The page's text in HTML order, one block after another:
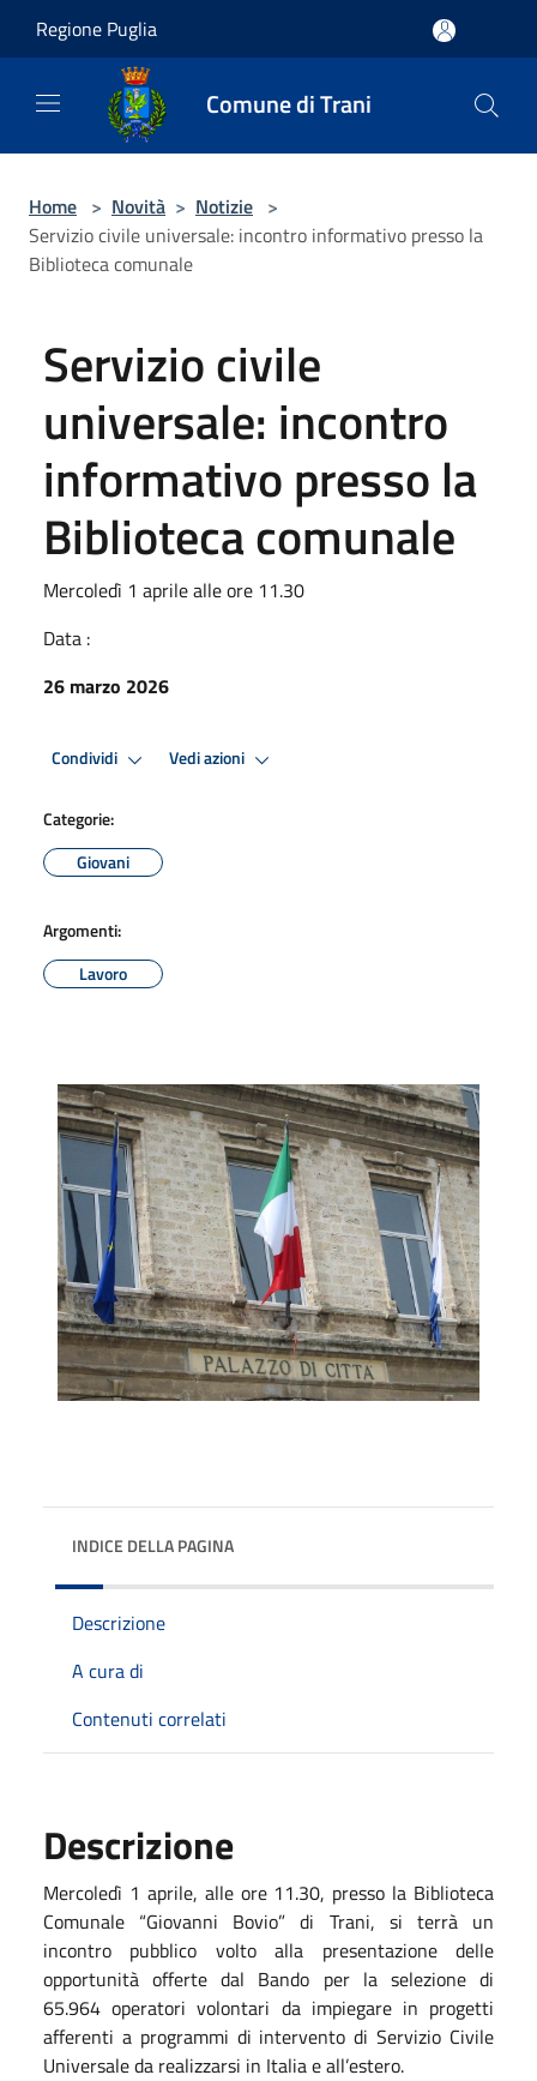
Regione Puglia
Comune di Trani
Home > Novità > Notizie >
Servizio civile universale: incontro informativo presso la
Biblioteca comunale
Servizio civile
universale: incontro
informativo presso la
Biblioteca comunale
Mercoledì 1 aprile alle ore 11.30
Data :
26 marzo 2026
Condividi Vedi azioni
Categorie:
Giovani
Argomenti:
Lavoro
INDICE DELLA PAGINA
Descrizione
A cura di
Contenuti correlati
Descrizione
Mercoledì 1 aprile, alle ore 11.30, presso la Biblioteca
Comunale “Giovanni Bovio” di Trani, si terrà un
incontro pubblico volto alla presentazione delle
opportunità offerte dal Bando per la selezione di
65.964 operatori volontari da impiegare in progetti
afferenti a programmi di intervento di Servizio Civile
Universale da realizzarsi in Italia e all’estero.